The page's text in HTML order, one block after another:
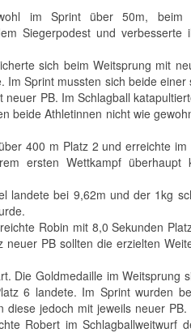
im Sprint über 50m, beim
Siegerpodest und verbesserte
sich beim Weitsprung mit
Sprint mussten sich beide einer
PB. Im Schlagball
beide Athletinnen nicht wie
400 m Platz 2 und erreichte
ersten Wettkampf überhaupt
landete bei 9,62m und der 1kg
Robin mit 8,0 Sekunden
PB sollten die erzielten
Die Goldmedaille im Weitsprung
6 landete. Im Sprint wurden
jedoch mit jeweils neuer
Robert im Schlagballweitwurf